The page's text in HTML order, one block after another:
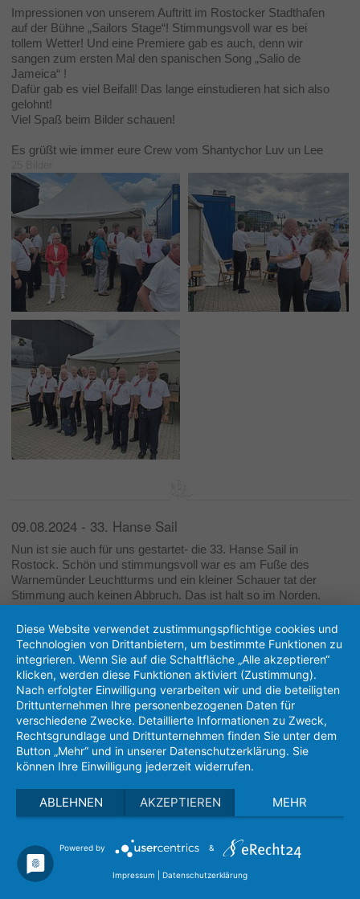
Impressionen von unserem Auftritt im Rostocker Stadthafen
auf der Bühne „Sailors Stage“! Stimmungsvoll war es bei
tollem Wetter! Und eine Premiere gab es auch, denn wir
sangen zum ersten Mal den spanischen Song „Salio de
Jameica“ !
Dafür gab es viel Beifall! Das lange einstudieren hat sich also
gelohnt!
Viel Spaß beim Bilder schauen!
Es grüßt wie immer eure Crew vom Shantychor Luv un Lee
09.08.2024 - 33. Hanse Sail
Nun ist sie auch für uns gestartet- die 33. Hanse Sail in
Rostock. Schön und stimmungsvoll war es am Fuße des
Warnemünder Leuchtturms und ein kleiner Schauer tat der
Stimmung auch keinen Abbruch. Das ist halt so im Norden.
Es grüßt die Crew vom Shantychor Luv un Lee.
22 Bilder
Diese Website verwendet zustimmungspflichtige cookies und
Technologien von Drittanbietern, um bestimmte Funktionen zu
integrieren. Wenn Sie auf die Schaltfläche „Alle akzeptieren“
klicken, werden diese Funktionen aktiviert (Zustimmung).
Nach erfolgter Einwilligung verarbeiten wir und die beteiligten
Drittunternehmen Ihre personenbezogenen Daten für
verschiedene Zwecke. Detaillierte Informationen zu Zweck,
Rechtsgrundlage und Drittunternehmen finden Sie unter dem
Button „Mehr“ und in unserer Datenschutzerklärung. Sie
können Ihre Einwilligung jederzeit widerrufen.
ABLEHNEN AKZEPTIEREN MEHR
Powered by &
Impressum Datenschutzerklärung